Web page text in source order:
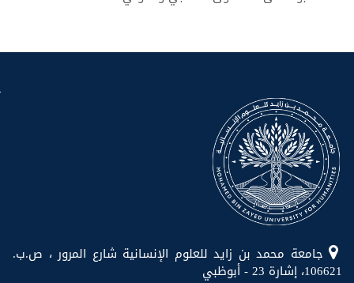
جامعة محمد بن زايد للعلوم الإنسانية شارع المرور ، ص.ب.
106621، إشارة 23 - أبوظبي